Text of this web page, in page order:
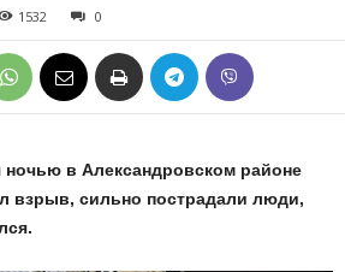
1532 0
ночью в Александровском районе
взрыв, сильно пострадали люди,